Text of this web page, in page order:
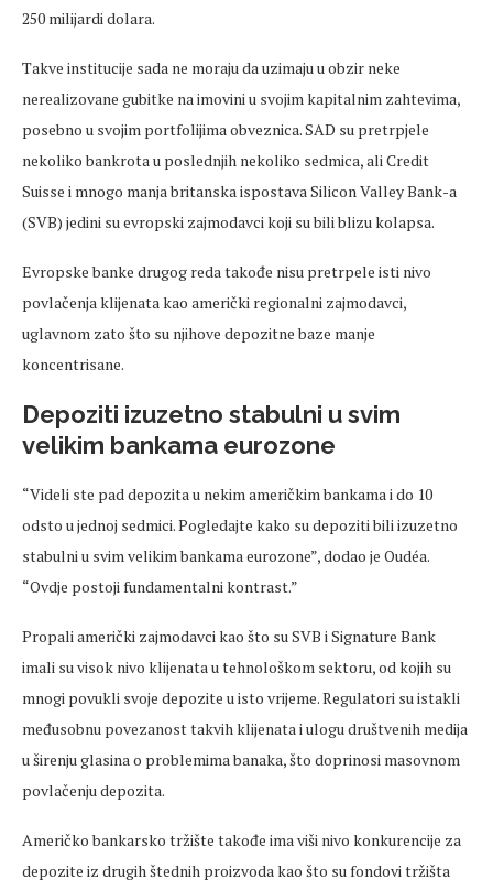
250 milijardi dolara.
Takve institucije sada ne moraju da uzimaju u obzir neke
nerealizovane gubitke na imovini u svojim kapitalnim zahtevima,
posebno u svojim portfolijima obveznica. SAD su pretrpjele
nekoliko bankrota u poslednjih nekoliko sedmica, ali Credit
Suisse i mnogo manja britanska ispostava Silicon Valley Bank-a
(SVB) jedini su evropski zajmodavci koji su bili blizu kolapsa.
Evropske banke drugog reda takođe nisu pretrpele isti nivo
povlačenja klijenata kao američki regionalni zajmodavci,
uglavnom zato što su njihove depozitne baze manje
koncentrisane.
Depoziti izuzetno stabulni u svim
velikim bankama eurozone
“Videli ste pad depozita u nekim američkim bankama i do 10
odsto u jednoj sedmici. Pogledajte kako su depoziti bili izuzetno
stabulni u svim velikim bankama eurozone”, dodao je Oudéa.
“Ovdje postoji fundamentalni kontrast.”
Propali američki zajmodavci kao što su SVB i Signature Bank
imali su visok nivo klijenata u tehnološkom sektoru, od kojih su
mnogi povukli svoje depozite u isto vrijeme. Regulatori su istakli
međusobnu povezanost takvih klijenata i ulogu društvenih medija
u širenju glasina o problemima banaka, što doprinosi masovnom
povlačenju depozita.
Američko bankarsko tržište takođe ima viši nivo konkurencije za
depozite iz drugih štednih proizvoda kao što su fondovi tržišta